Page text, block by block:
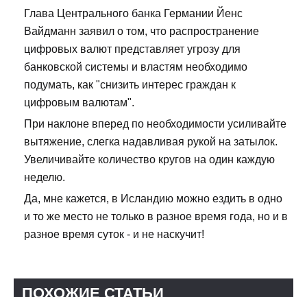
Глава Центрального банка Германии Йенс
Вайдманн заявил о том, что распространение
цифровых валют представляет угрозу для
банковской системы и властям необходимо
подумать, как "снизить интерес граждан к
цифровым валютам".
При наклоне вперед по необходимости усиливайте
вытяжение, слегка надавливая рукой на затылок.
Увеличивайте количество кругов на один каждую
неделю.
Да, мне кажется, в Исландию можно ездить в одно
и то же место не только в разное время года, но и в
разное время суток - и не наскучит!
ПОХОЖИЕ СТАТЬИ